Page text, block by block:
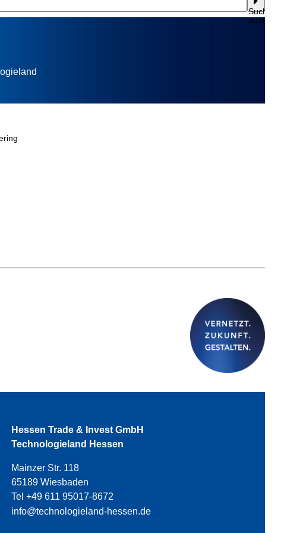
Suche
Hessen Trade & Invest GmbH
Technologieland Hessen
Mainzer Str. 118
65189 Wiesbaden
Tel +49 611 95017-8672
info@technologieland-hessen.de